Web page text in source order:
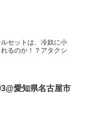
セットは、冷奴に小
るのか！？アタクシ
愛知県名古屋市